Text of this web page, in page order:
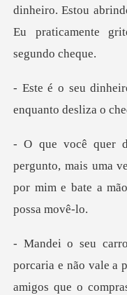
heiro. Estou
Eu p
enquanto des
o, mais uma
por mim e
amigos que o